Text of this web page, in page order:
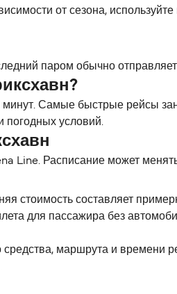
от сезона,
паром обычно
Самые быстрые рейсы
погодных условий.
Line. Расписание может
стоимость составляет
для пассажира без
средства, маршрута и времени